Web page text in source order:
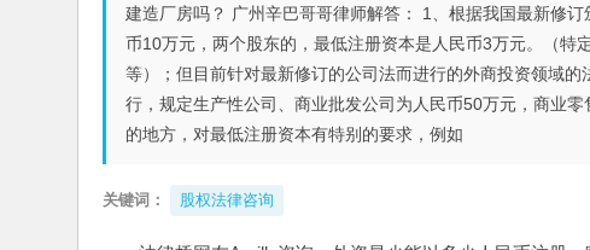
建造厂房吗？ 广州辛巴哥哥律师解答： 1、根据我国最新修
币10万元，两个股东的，最低注册资本是人民币3万元。（
等）；但目前针对最新修订的公司法而进行的外商投资领域
行，规定生产性公司、商业批发公司为人民币50万元，商业
的地方，对最低注册资本有特别的要求，例如
关键词： 股权法律咨询